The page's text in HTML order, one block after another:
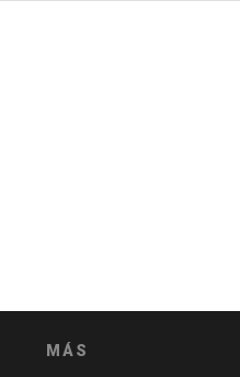
MÁS